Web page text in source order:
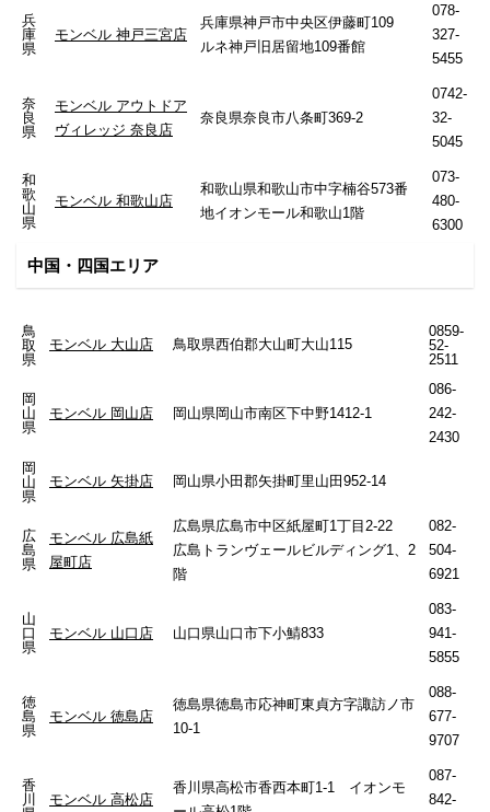
兵
庫
県
モンベル 神戸三宮店
兵庫県神戸市中央区伊藤町109
ルネ神戸旧居留地109番館
078-
327-
5455
奈
良
県
モンベル アウトドア
ヴィレッジ 奈良店
奈良県奈良市八条町369-2
0742-
32-
5045
和
歌
山
県
モンベル 和歌山店
和歌山県和歌山市中字楠谷573番
地イオンモール和歌山1階
073-
480-
6300
中国・四国エリア
鳥
取
県
モンベル 大山店 鳥取県西伯郡大山町大山115
0859-
52-
2511
岡
山
県
モンベル 岡山店 岡山県岡山市南区下中野1412-1
086-
242-
2430
岡
山
県
モンベル 矢掛店 岡山県小田郡矢掛町里山田952-14
広
島
県
モンベル 広島紙
屋町店
広島県広島市中区紙屋町1丁目2-22
広島トランヴェールビルディング1、2
階
082-
504-
6921
山
口
県
モンベル 山口店 山口県山口市下小鯖833
083-
941-
5855
徳
島
県
モンベル 徳島店
徳島県徳島市応神町東貞方字諏訪ノ市
10-1
088-
677-
9707
香
川
モンベル 高松店
香川県高松市香西本町1-1 イオンモ
087-
842-